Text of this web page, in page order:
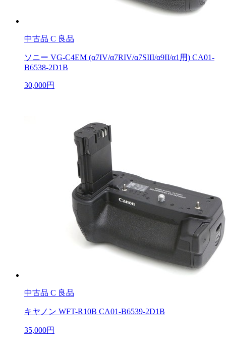
中古品 C 良品
ソニー VG-C4EM (α7IV/α7RIV/α7SIII/α9II/α1用) CA01-
B6538-2D1B
30,000円
中古品 C 良品
キヤノン WFT-R10B CA01-B6539-2D1B
35,000円